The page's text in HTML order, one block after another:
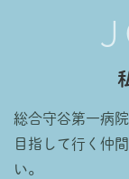
総合守谷第一病
目指して行く仲
い。